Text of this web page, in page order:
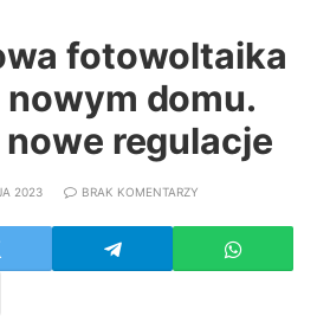
fotowoltaika
domu.
nowe regulacje
2023 BRAK KOMENTARZY